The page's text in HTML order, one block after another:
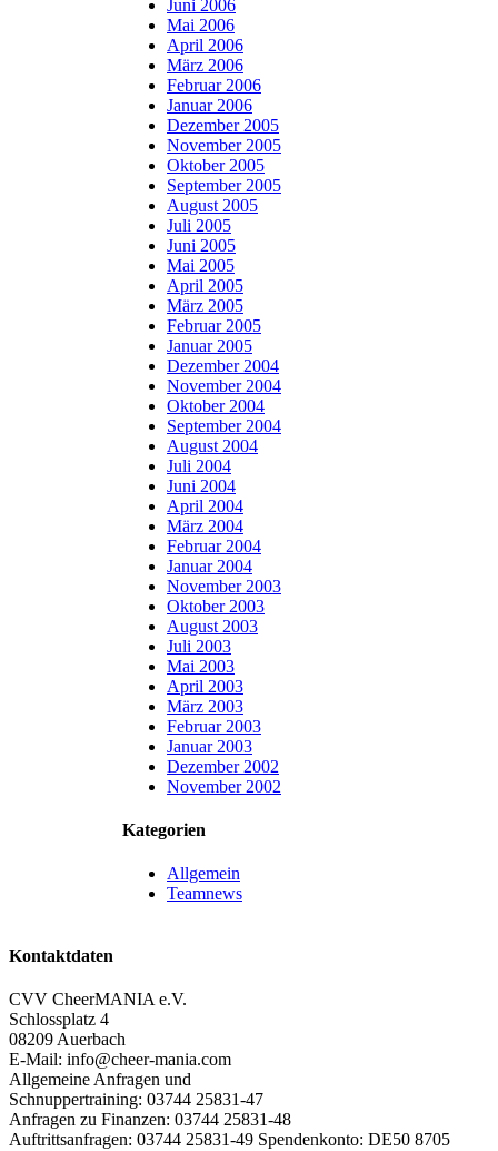
Juni 2006
Mai 2006
April 2006
März 2006
Februar 2006
Januar 2006
Dezember 2005
November 2005
Oktober 2005
September 2005
August 2005
Juli 2005
Juni 2005
Mai 2005
April 2005
März 2005
Februar 2005
Januar 2005
Dezember 2004
November 2004
Oktober 2004
September 2004
August 2004
Juli 2004
Juni 2004
April 2004
März 2004
Februar 2004
Januar 2004
November 2003
Oktober 2003
August 2003
Juli 2003
Mai 2003
April 2003
März 2003
Februar 2003
Januar 2003
Dezember 2002
November 2002
Kategorien
Allgemein
Teamnews
Kontaktdaten
CVV CheerMANIA e.V.
Schlossplatz 4
08209 Auerbach
E-Mail: info@cheer-mania.com
Allgemeine Anfragen und
Schnuppertraining: 03744 25831-47
Anfragen zu Finanzen: 03744 25831-48
Auftrittsanfragen: 03744 25831-49 Spendenkonto: DE50 8705